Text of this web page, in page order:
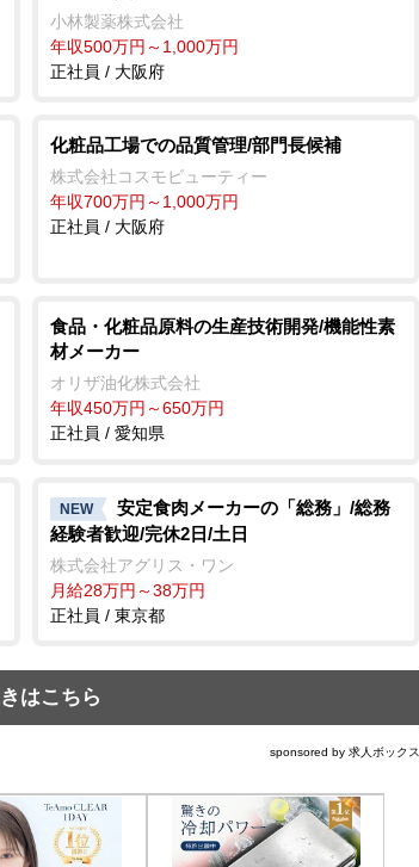
小林製薬株式会社
年収500万円～1,000万円
正社員 / 大阪府
化粧品工場での品質管理/部門長候補
株式会社コスモビューティー
年収700万円～1,000万円
正社員 / 大阪府
食品・化粧品原料の生産技術開発/機能性素
材メーカー
オリザ油化株式会社
年収450万円～650万円
正社員 / 愛知県
NEW
安定食肉メーカーの「総務」/総務
経験者歓迎/完休2日/土日
株式会社アグリス・ワン
月給28万円～38万円
正社員 / 東京都
はこちら
sponsored by 求人ボックス